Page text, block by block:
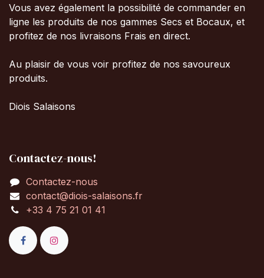
Vous avez également la possibilité de commander en
ligne les produits de nos gammes Secs et Bocaux, et
profitez de nos livraisons Frais en direct.
Au plaisir de vous voir profitez de nos savoureux
produits.
Diois Salaisons
Contactez-nous!
Contactez-nous
contact@diois-salaisons.fr
+33 4 75 21 01 41